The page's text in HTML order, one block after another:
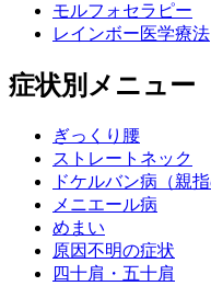
モルフォセラピー
レインボー医学療法
症状別メニュー
ぎっくり腰
ストレートネック
ドケルバン病（親指
メニエール病
めまい
原因不明の症状
四十肩・五十肩